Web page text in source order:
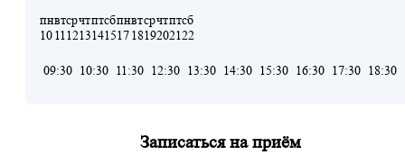
пн
10
вт
11
ср
12
чт
13
пт
14
сб
15
пн
17
вт
18
ср
19
чт
20
пт
21
сб
22
09:30 10:30 11:30 12:30 13:30 14:30 15:30 16:30 17:30 18:30
Записаться на приём